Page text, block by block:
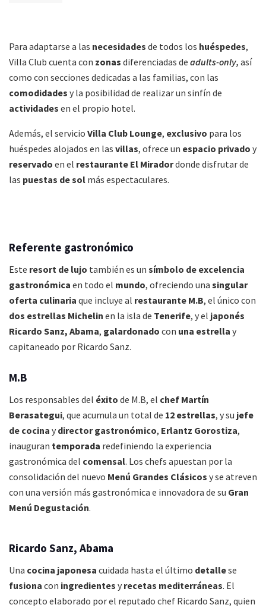
Para adaptarse a las necesidades de todos los huéspedes,
Villa Club cuenta con zonas diferenciadas de adults-only, así
como con secciones dedicadas a las familias, con las
comodidades y la posibilidad de realizar un sinfín de
actividades en el propio hotel.
Además, el servicio Villa Club Lounge, exclusivo para los
huéspedes alojados en las villas, ofrece un espacio privado y
reservado en el restaurante El Miradordonde disfrutar de
las puestas de sol más espectaculares.
Referente gastronómico
Este resort de lujo también es un símbolo de excelencia
gastronómica en todo el mundo, ofreciendo una singular
oferta culinaria que incluye al restaurante M.B, el único con
dos estrellas Michelin en la isla de Tenerife, y el japonés
Ricardo Sanz, Abama, galardonado con una estrella y
capitaneado por Ricardo Sanz.
M.B
Los responsables del éxito de M.B, el chef Martín
Berasategui, que acumula un total de 12 estrellas, y su jefe
de cocina y director gastronómico, Erlantz Gorostiza,
inauguran temporada redefiniendo la experiencia
gastronómica del comensal. Los chefs apuestan por la
consolidación del nuevo Menú Grandes Clásicos y se atreven
con una versión más gastronómica e innovadora de su Gran
Menú Degustación.
Ricardo Sanz, Abama
Una cocina japonesa cuidada hasta el último detallese
fusiona con ingredientes y recetas mediterráneas. El
concepto elaborado por el reputado chef Ricardo Sanz, quien